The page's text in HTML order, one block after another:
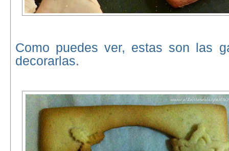
Como puedes ver, estas son las
decorarlas.